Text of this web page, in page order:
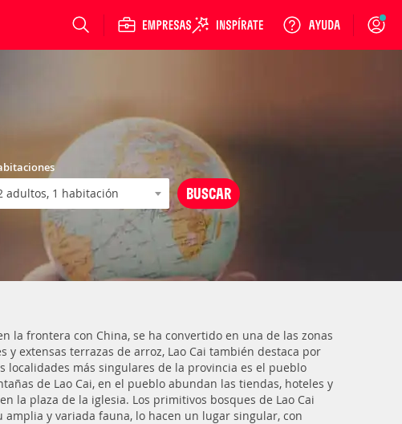
Login
la frontera con China, se ha convertido en una de las zonas
extensas terrazas de arroz, Lao Cai también destaca por
localidades más singulares de la provincia es el pueblo
de Lao Cai, en el pueblo abundan las tiendas, hoteles y
la plaza de la iglesia. Los primitivos bosques de Lao Cai
y variada fauna, lo hacen un lugar singular, con